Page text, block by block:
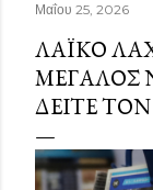
Μαΐου 25, 2026
ΛΑΪΚΌ
ΜΕΓΆΛΟΣ
ΔΕΊΤΕ